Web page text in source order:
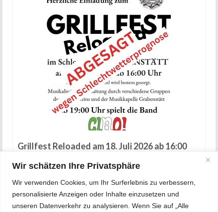
Wir schätzen Ihre Privatsphäre
Wir verwenden Cookies, um Ihr Surferlebnis zu verbessern,
personalisierte Anzeigen oder Inhalte einzusetzen und
unseren Datenverkehr zu analysieren. Wenn Sie auf „Alle
Grillfest Reloaded am 18. Juli 2026 ab 16:00